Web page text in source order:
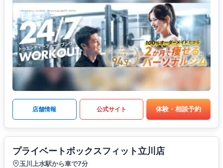
店舗情報 公式サイト 体験・相談予約
プライベートボックスフィット立川店
玉川上水駅から車で7分